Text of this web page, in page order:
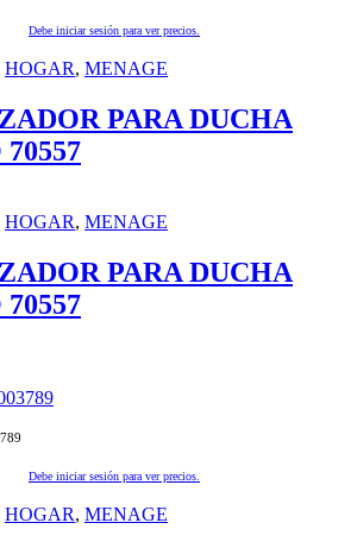
Debe iniciar sesión para ver precios.
HOGAR, MENAGE
PARA DUCHA
HOGAR, MENAGE
PARA DUCHA
Debe iniciar sesión para ver precios.
HOGAR, MENAGE